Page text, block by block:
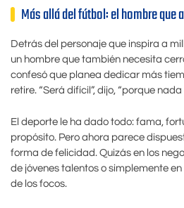
Más allá del fútbol: el hombre que
Detrás del personaje que inspira a
un hombre que también necesita
confesó que planea dedicar más
retire. “Será difícil”, dijo, “porque
El deporte le ha dado todo: fama,
propósito. Pero ahora parece
forma de felicidad. Quizás en los
de jóvenes talentos o simplemente
de los focos.